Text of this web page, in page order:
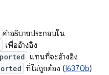
คำอธิบายประกอบใน
เพื่ออ้างอิง
แทนที่จะอ้างอิง
ที่ไม่ถูกต้อง (I6370b)